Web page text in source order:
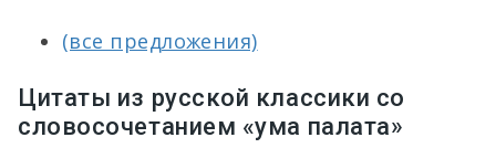
(все предложения)
Цитаты из русской классики со
словосочетанием «ума палата»